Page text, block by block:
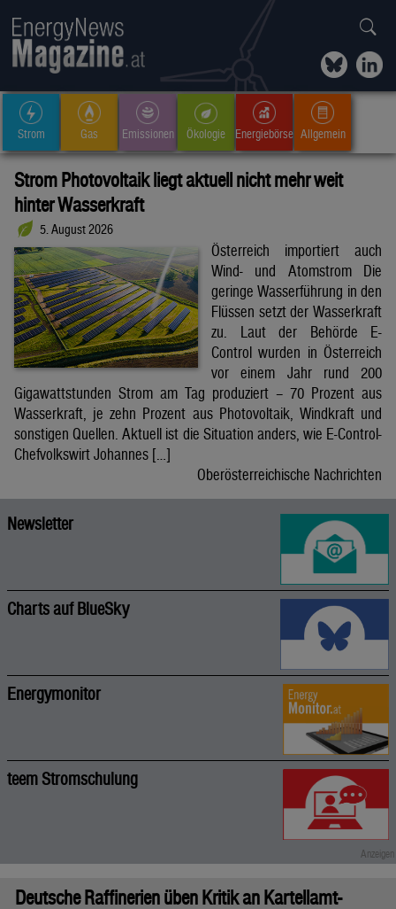
Strom Gas Emissionen Ökologie Energiebörse Allgemein
Strom Photovoltaik liegt aktuell nicht mehr weit
hinter Wasserkraft
5. August 2026
Österreich importiert auch
Wind- und Atomstrom Die
geringe Wasserführung in den
Flüssen setzt der Wasserkraft
zu. Laut der Behörde E-
Control wurden in Österreich
vor einem Jahr rund 200
Gigawattstunden Strom am Tag produziert – 70 Prozent aus
Wasserkraft, je zehn Prozent aus Photovoltaik, Windkraft und
sonstigen Quellen. Aktuell ist die Situation anders, wie E-Control-
Chefvolkswirt Johannes […]
Oberösterreichische Nachrichten
Newsletter
Charts auf BlueSky
Energymonitor
teem Stromschulung
Deutsche Raffinerien üben Kritik an Kartellamt-